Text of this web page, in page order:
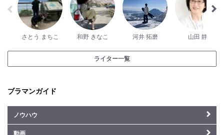
さとう まちこ 和野 きなこ 河井 拓磨 山田 静
ライター一覧
ブラマンガイド
ノウハウ
動画